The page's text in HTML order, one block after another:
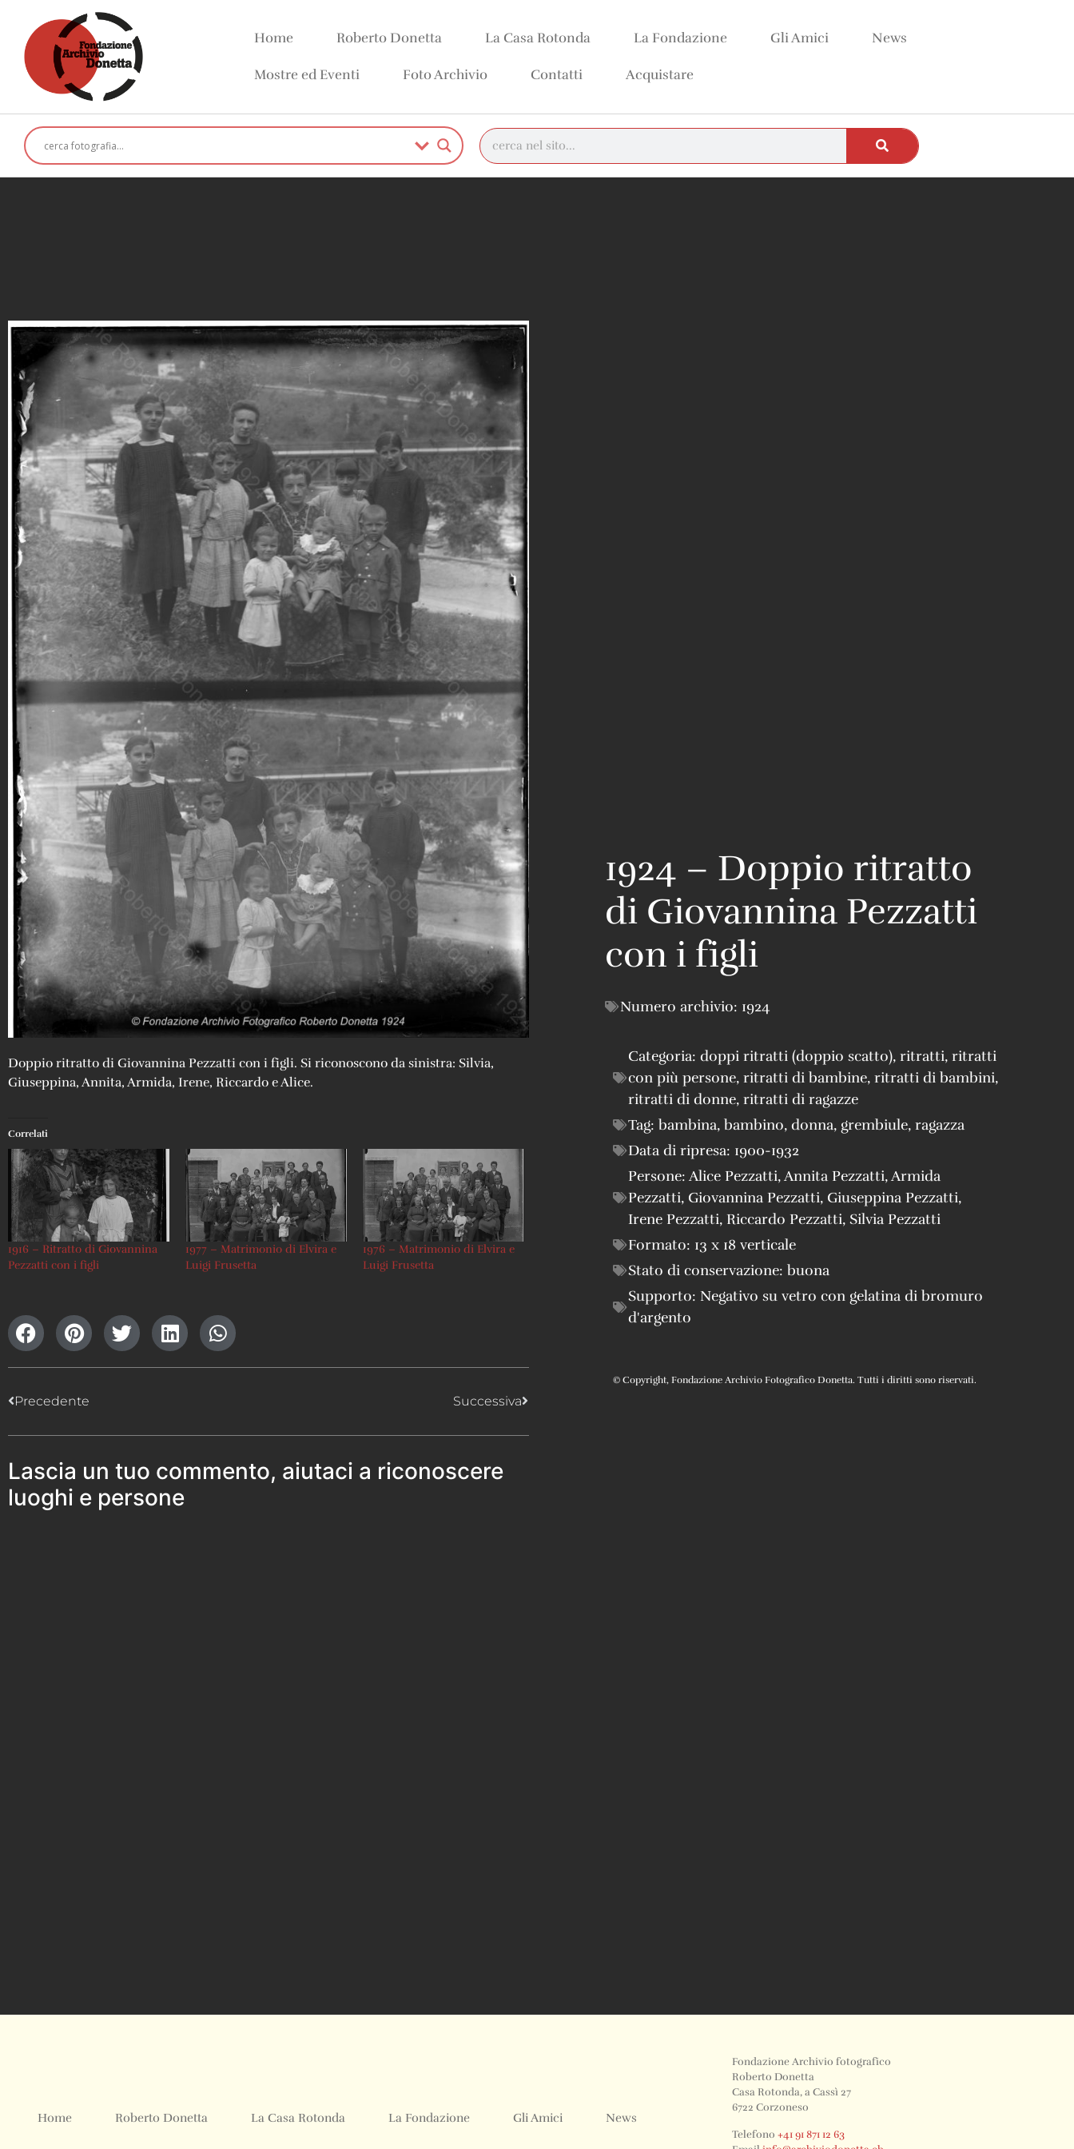
Home Roberto Donetta La Casa Rotonda La Fondazione Gli Amici News
Mostre ed Eventi Foto Archivio Contatti Acquistare
Doppio ritratto di Giovannina Pezzatti con i figli. Si riconoscono da sinistra: Silvia,
Giuseppina, Annita, Armida, Irene, Riccardo e Alice.
Correlati
1916 – Ritratto di Giovannina
Pezzatti con i figli
1977 – Matrimonio di Elvira e
Luigi Frusetta
1976 – Matrimonio di Elvira e
Luigi Frusetta
Precedente Successiva
Lascia un tuo commento, aiutaci a riconoscere
luoghi e persone
1924 – Doppio ritratto
di Giovannina Pezzatti
con i figli
Numero archivio: 1924
Categoria: doppi ritratti (doppio scatto), ritratti, ritratti
con più persone, ritratti di bambine, ritratti di bambini,
ritratti di donne, ritratti di ragazze
Tag: bambina, bambino, donna, grembiule, ragazza
Data di ripresa: 1900-1932
Persone: Alice Pezzatti,Annita Pezzatti,Armida
Pezzatti, Giovannina Pezzatti, Giuseppina Pezzatti,
Irene Pezzatti, Riccardo Pezzatti, Silvia Pezzatti
Formato: 13 x 18 verticale
Stato di conservazione: buona
Supporto: Negativo su vetro con gelatina di bromuro
d'argento
© Copyright, Fondazione Archivio Fotografico Donetta. Tutti i diritti sono riservati.
Home Roberto Donetta La Casa Rotonda La Fondazione Gli Amici News
Fondazione Archivio fotografico
Roberto Donetta
Casa Rotonda, a Cassì 27
6722 Corzoneso
Telefono +41 91 871 12 63